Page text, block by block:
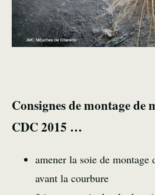
Consignes de montage de
CDC 2015 …
amener la soie de montage
avant la courbure